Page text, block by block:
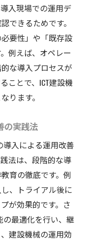
入現場での運用デ
できるためです。
要性」や「既存設
例えば、オペレー
な導入プロセスが
ことで、ICT建設機
ります。
の実践法
導入による運用改善
法は、段階的な導
育の徹底です。例
、トライアル後に
が効果的です。さ
の最適化を行い、継
建設機械の運用効